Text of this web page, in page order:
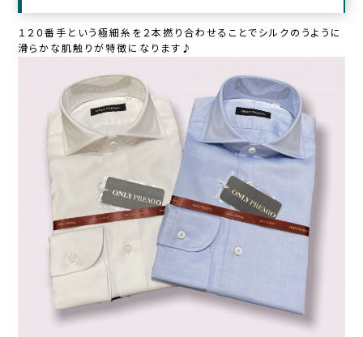
１２０番手という極細糸を２本撚り合わせることでシルクのうように
滑らかな肌触りが特徴になります♪